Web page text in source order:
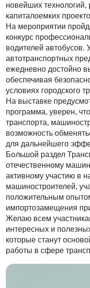
новейших технологий,
капиталоемких
На мероприятии
конкурс
водителей автобусов.
автотранспортных
ежедневно достойно
обеспечивая
условиях городского
На выставке
программа, уверен,
транспорта,
возможность
для дальнейшего
Большой раздел
отечественному
активному участию в
машиностроителей,
положительным
импортозамещения
Желаю всем
интересных и
которые станут
работы в сфере